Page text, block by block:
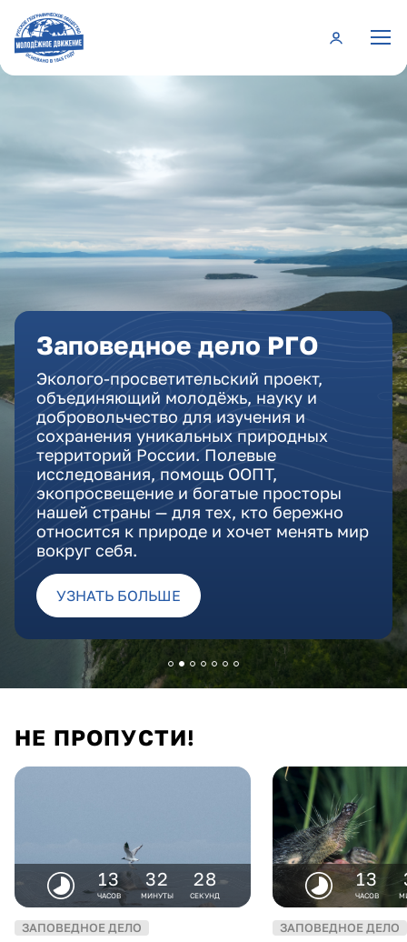
Перейти к основному содержанию
Заповедное дело РГО
Эколого-просветительский проект,
объединяющий молодёжь, науку и
добровольчество для изучения и
сохранения уникальных природных
территорий России. Полевые
исследования, помощь ООПТ,
экопросвещение и богатые просторы
нашей страны — для тех, кто бережно
относится к природе и хочет менять мир
вокруг себя.
УЗНАТЬ БОЛЬШЕ
НЕ ПРОПУСТИ!
13
ЧАСОВ
32
МИНУТЫ
27
СЕКУНД
ЗАПОВЕДНОЕ ДЕЛО
13
ЧАСОВ
ЗАПОВЕДНОЕ ДЕЛО